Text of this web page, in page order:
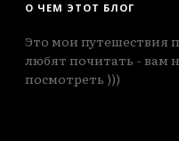
О ЧЕМ ЭТОТ БЛОГ
Это мои путешествия
любят почитать - вам
посмотреть )))